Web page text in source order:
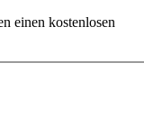
einen kostenlosen